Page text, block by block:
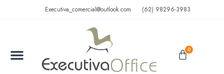
Executiva_comercial@outlook.com (62) 98296-3983
0